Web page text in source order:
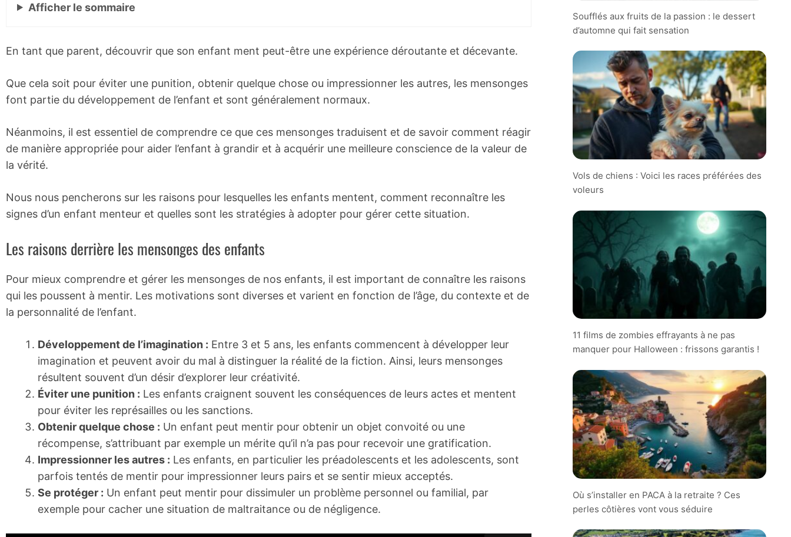
Afficher le sommaire
En tant que parent, découvrir que son enfant ment peut-être une expérience déroutante et décevante.
Que cela soit pour éviter une punition, obtenir quelque chose ou impressionner les autres, les mensonges
font partie du développement de l’enfant et sont généralement normaux.
Néanmoins, il est essentiel de comprendre ce que ces mensonges traduisent et de savoir comment réagir
de manière appropriée pour aider l’enfant à grandir et à acquérir une meilleure conscience de la valeur de
la vérité.
Nous nous pencherons sur les raisons pour lesquelles les enfants mentent, comment reconnaître les
signes d’un enfant menteur et quelles sont les stratégies à adopter pour gérer cette situation.
Les raisons derrière les mensonges des enfants
Pour mieux comprendre et gérer les mensonges de nos enfants, il est important de connaître les raisons
qui les poussent à mentir. Les motivations sont diverses et varient en fonction de l’âge, du contexte et de
la personnalité de l’enfant.
Développement de l’imagination : Entre 3 et 5 ans, les enfants commencent à développer leur
imagination et peuvent avoir du mal à distinguer la réalité de la fiction. Ainsi, leurs mensonges
résultent souvent d’un désir d’explorer leur créativité.
Éviter une punition : Les enfants craignent souvent les conséquences de leurs actes et mentent
pour éviter les représailles ou les sanctions.
Obtenir quelque chose : Un enfant peut mentir pour obtenir un objet convoité ou une
récompense, s’attribuant par exemple un mérite qu’il n’a pas pour recevoir une gratification.
Impressionner les autres : Les enfants, en particulier les préadolescents et les adolescents, sont
parfois tentés de mentir pour impressionner leurs pairs et se sentir mieux acceptés.
Se protéger : Un enfant peut mentir pour dissimuler un problème personnel ou familial, par
exemple pour cacher une situation de maltraitance ou de négligence.
Soufflés aux fruits de la passion : le dessert
d’automne qui fait sensation
Vols de chiens : Voici les races préférées des
voleurs
11 films de zombies effrayants à ne pas
manquer pour Halloween : frissons garantis !
Où s’installer en PACA à la retraite ? Ces
perles côtières vont vous séduire